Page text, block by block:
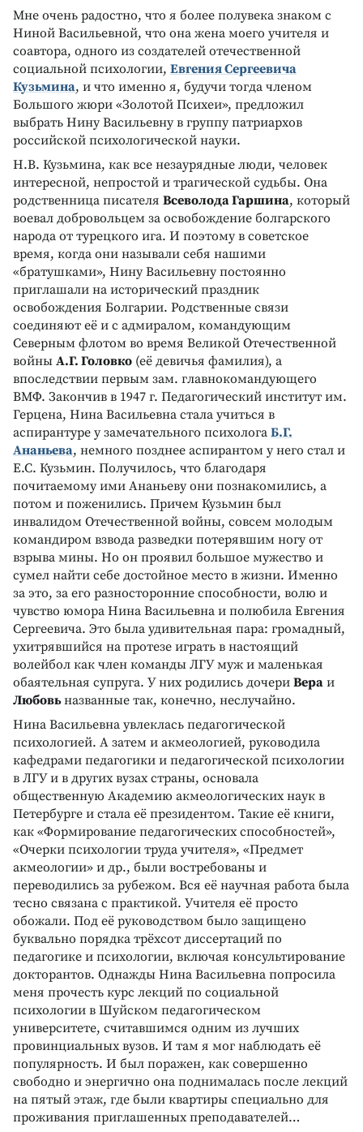
Мне очень радостно, что я более полувека знаком с
Ниной Васильевной, что она жена моего учителя и
соавтора, одного из создателей отечественной
социальной психологии, Евгения Сергеевича
Кузьмина, и что именно я, будучи тогда членом
Большого жюри «Золотой Психеи», предложил
выбрать Нину Васильевну в группу патриархов
российской психологической науки.
Н.В. Кузьмина, как все незаурядные люди, человек
интересной, непростой и трагической судьбы. Она
родственница писателя Всеволода Гаршина, который
воевал добровольцем за освобождение болгарского
народа от турецкого ига. И поэтому в советское
время, когда они называли себя нашими
«братушками», Нину Васильевну постоянно
приглашали на исторический праздник
освобождения Болгарии. Родственные связи
соединяют её и с адмиралом, командующим
Северным флотом во время Великой Отечественной
войны А.Г. Головко (её девичья фамилия), а
впоследствии первым зам. главнокомандующего
ВМФ. Закончив в 1947 г. Педагогический институт им.
Герцена, Нина Васильевна стала учиться в
аспирантуре у замечательного психолога Б.Г.
Ананьева, немного позднее аспирантом у него стал и
Е.С. Кузьмин. Получилось, что благодаря
почитаемому ими Ананьеву они познакомились, а
потом и поженились. Причем Кузьмин был
инвалидом Отечественной войны, совсем молодым
командиром взвода разведки потерявшим ногу от
взрыва мины. Но он проявил большое мужество и
сумел найти себе достойное место в жизни. Именно
за это, за его разносторонние способности, волю и
чувство юмора Нина Васильевна и полюбила Евгения
Сергеевича. Это была удивительная пара: громадный,
ухитрявшийся на протезе играть в настоящий
волейбол как член команды ЛГУ муж и маленькая
обаятельная супруга. У них родились дочери Вера и
Любовьназванные так, конечно, неслучайно.
Нина Васильевна увлеклась педагогической
психологией. А затем и акмеологией, руководила
кафедрами педагогики и педагогической психологии
в ЛГУ и в других вузах страны, основала
общественную Академию акмеологических наук в
Петербурге и стала её президентом. Такие её книги,
как «Формирование педагогических способностей»,
«Очерки психологии труда учителя», «Предмет
акмеологии» и др., были востребованы и
переводились за рубежом. Вся её научная работа была
тесно связана с практикой. Учителя её просто
обожали. Под её руководством было защищено
буквально порядка трёхсот диссертаций по
педагогике и психологии, включая консультирование
докторантов. Однажды Нина Васильевна попросила
меня прочесть курс лекций по социальной
психологии в Шуйском педагогическом
университете, считавшимся одним из лучших
провинциальных вузов. И там я мог наблюдать её
популярность. И был поражен, как совершенно
свободно и энергично она поднималась после лекций
на пятый этаж, где были квартиры специально для
проживания приглашенных преподавателей…